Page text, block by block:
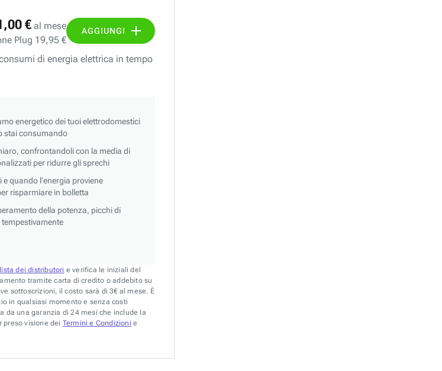
€ al mese
Plug 19,95 €
AGGIUNGI
di energia elettrica in tempo
energetico dei tuoi elettrodomestici
stai consumando
confrontandoli con la media di
per ridurre gli sprechi
quando l’energia proviene
risparmiare in bolletta
della potenza, picchi di
lista dei distributori e verifica le iniziali del
tramite carta di credito o addebito su
sottoscrizioni, il costo sarà di 3€ al mese. È
in qualsiasi momento e senza costi
da una garanzia di 24 mesi che include la
preso visione dei Termini e Condizioni e